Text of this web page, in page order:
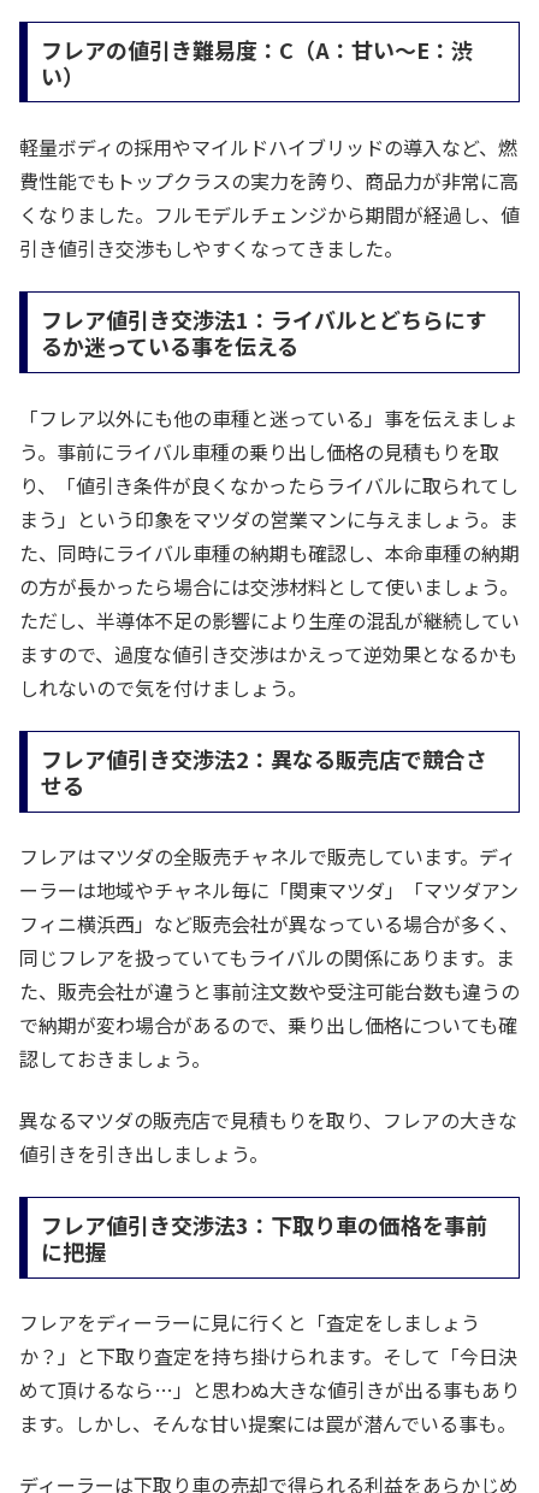
フレアの値引き難易度：C（A：甘い～E：渋
い）
軽量ボディの採用やマイルドハイブリッドの導入など、燃
費性能でもトップクラスの実力を誇り、商品力が非常に高
くなりました。フルモデルチェンジから期間が経過し、値
引き値引き交渉もしやすくなってきました。
フレア値引き交渉法1：ライバルとどちらにす
るか迷っている事を伝える
「フレア以外にも他の車種と迷っている」事を伝えましょ
う。事前にライバル車種の乗り出し価格の見積もりを取
り、「値引き条件が良くなかったらライバルに取られてし
まう」という印象をマツダの営業マンに与えましょう。ま
た、同時にライバル車種の納期も確認し、本命車種の納期
の方が長かったら場合には交渉材料として使いましょう。
ただし、半導体不足の影響により生産の混乱が継続してい
ますので、過度な値引き交渉はかえって逆効果となるかも
しれないので気を付けましょう。
フレア値引き交渉法2：異なる販売店で競合さ
せる
フレアはマツダの全販売チャネルで販売しています。ディ
ーラーは地域やチャネル毎に「関東マツダ」「マツダアン
フィニ横浜西」など販売会社が異なっている場合が多く、
同じフレアを扱っていてもライバルの関係にあります。ま
た、販売会社が違うと事前注文数や受注可能台数も違うの
で納期が変わ場合があるので、乗り出し価格についても確
認しておきましょう。
異なるマツダの販売店で見積もりを取り、フレアの大きな
値引きを引き出しましょう。
フレア値引き交渉法3：下取り車の価格を事前
に把握
フレアをディーラーに見に行くと「査定をしましょう
か？」と下取り査定を持ち掛けられます。そして「今日決
めて頂けるなら…」と思わぬ大きな値引きが出る事もあり
ます。しかし、そんな甘い提案には罠が潜んでいる事も。
ディーラーは下取り車の売却で得られる利益をあらかじめ